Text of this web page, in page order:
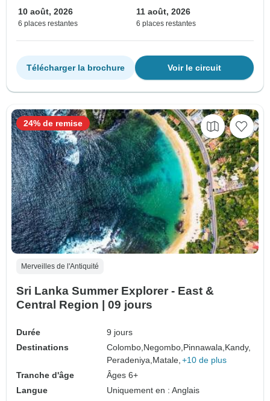
10 août, 2026
6 places restantes
11 août, 2026
6 places restantes
Voir le circuit
Télécharger la brochure
Merveilles de l'Antiquité
Sri Lanka Summer Explorer - East &
Central Region | 09 jours
Durée
9 jours
Destinations
Colombo,Negombo,Pinnawala,Kandy,
Peradeniya,Matale, +10 de plus
Tranche d'âge
Âges 6+
Langue
Uniquement en : Anglais
24% de remise